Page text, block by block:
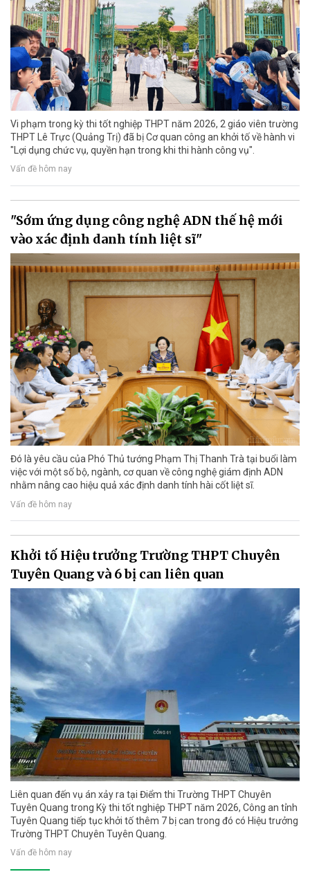
Vi phạm trong kỳ thi tốt nghiệp THPT năm 2026, 2 giáo viên trường
THPT Lê Trực (Quảng Trị) đã bị Cơ quan công an khởi tố về hành vi
"Lợi dụng chức vụ, quyền hạn trong khi thi hành công vụ".
Vấn đề hôm nay
"Sớm ứng dụng công nghệ ADN thế hệ mới
vào xác định danh tính liệt sĩ"
Đó là yêu cầu của Phó Thủ tướng Phạm Thị Thanh Trà tại buổi làm
việc với một số bộ, ngành, cơ quan về công nghệ giám định ADN
nhằm nâng cao hiệu quả xác định danh tính hài cốt liệt sĩ.
Vấn đề hôm nay
Khởi tố Hiệu trưởng Trường THPT Chuyên
Tuyên Quang và 6 bị can liên quan
Liên quan đến vụ án xảy ra tại Điểm thi Trường THPT Chuyên
Tuyên Quang trong Kỳ thi tốt nghiệp THPT năm 2026, Công an tỉnh
Tuyên Quang tiếp tục khởi tố thêm 7 bị can trong đó có Hiệu trưởng
Trường THPT Chuyên Tuyên Quang.
Vấn đề hôm nay